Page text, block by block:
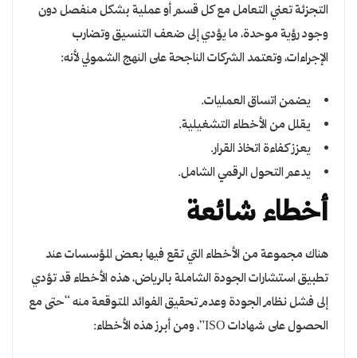
التجزئة تعني التعامل مع كل قسم أو عملية بشكل منفصل دون
وجود رؤية موحدة، ما يؤدي إلى ضعف التنسيق وتضارب
الإجراءات، وتعتمد الشركات الناجحة على النهج الشمولي لأنه:
يضمن اتساق العمليات.
يقلل من الأخطاء التشغيلية.
يعزز كفاءة اتخاذ القرار.
يدعم التحول الرقمي الشامل.
أخطاء شائعة
هناك مجموعة من الأخطاء التي تقع فيها بعض المؤسسات عند
تطبيق استشارات الجودة الشاملة بالرياض، هذه الأخطاء قد تؤدي
إلى فشل نظام الجودة وعدم تحقيق الفوائد المتوقعة منه “حتى مع
الحصول على شهادات ISO”، ومن أبرز هذه الأخطاء: